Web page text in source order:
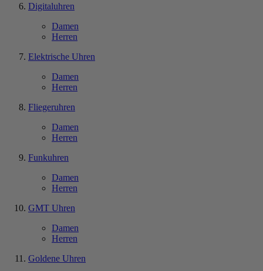
Digitaluhren
Damen
Herren
Elektrische Uhren
Damen
Herren
Fliegeruhren
Damen
Herren
Funkuhren
Damen
Herren
GMT Uhren
Damen
Herren
Goldene Uhren